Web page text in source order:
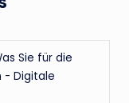
Sie für die
- Digitale